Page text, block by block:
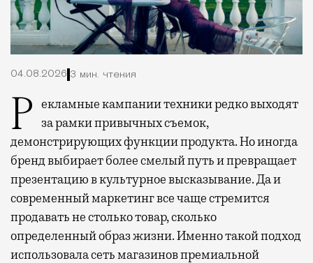
04.08.2026 3 мин. чтения
Рекламные кампании техники редко выходят
за рамки привычных съемок,
демонстрирующих функции продукта. Но иногда
бренд выбирает более смелый путь и превращает
презентацию в культурное высказывание. Да и
современный маркетинг все чаще стремится
продавать не столько товар, сколько
определенный образ жизни. Именно такой подход
использовала сеть магазинов премиальной